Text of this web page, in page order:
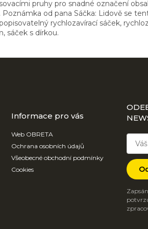
pruhy pro snadné označení
od pana Sáčka: Lidově se
rychlozavírací sáček,
sáček s dírkou.
Informace pro vás
Web OBRETA
Ochrana osobních údajů
Všeobecné obchodní podmínky
Cookies